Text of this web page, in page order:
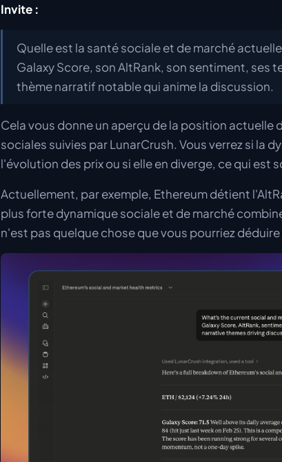
Invite :
Quelle est la santé sociale et de marché
Galaxy Score, son AltRank, son sentiment,
thème narratif notable qui anime la discussion.
Cela vous donne un aperçu de la position actuelle
sociales suivies par LunarCrush. Vous verrez si la
l'évolution des prix ou si elle en diverge, ce qui est
Actuellement, par exemple, Ethereum détient
plus forte dynamique sociale et de marché
n'est pas quelque chose que vous pourriez